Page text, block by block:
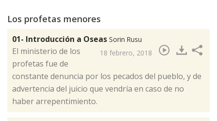
Los profetas menores
01- Introducción a Oseas Sorin Rusu
18 febrero, 2018
El ministerio de los
profetas fue de
constante denuncia por los pecados del pueblo, y de
advertencia del juicio que vendría en caso de no
haber arrepentimiento.​